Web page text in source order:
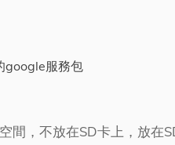
google服務包
間，不放在SD卡上，放在